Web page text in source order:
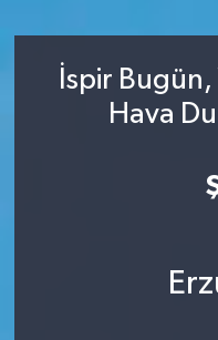
İspir Bugün,
Hava
Gündem
Trafik Durumu